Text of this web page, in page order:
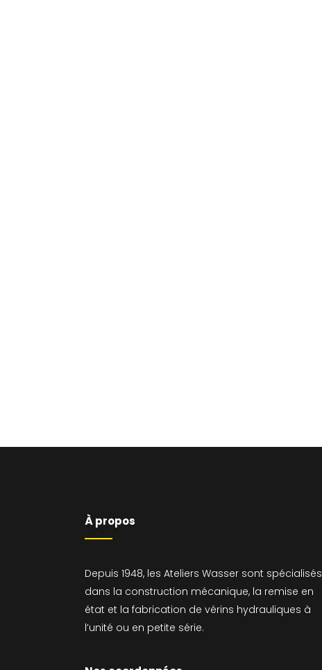
À propos
Depuis 1948, les Ateliers Wasser sont spécialisés
dans la construction mécanique, la remise en
état et la fabrication de vérins hydrauliques à
l’unité ou en petite série.